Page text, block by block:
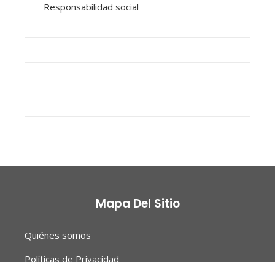
Responsabilidad social
Mapa Del Sitio
Quiénes somos
Políticas de Privacidad